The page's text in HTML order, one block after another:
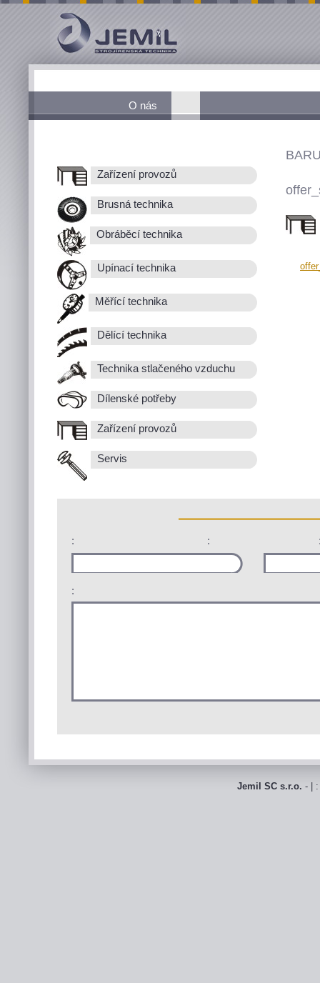
O nás
Zařízení provozů
Brusná technika
Obráběcí technika
Upínací technika
Měřící technika
Dělící technika
Technika stlačeného vzduchu
Dílenské potřeby
Zařízení provozů
Servis
: :
:
Jemil SC s.r.o. - |